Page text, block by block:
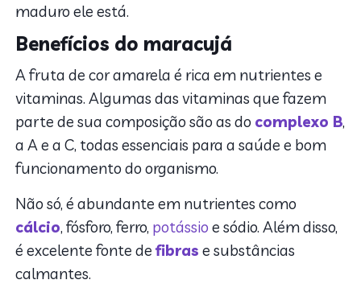
maduro ele está.
Benefícios do maracujá
A fruta de cor amarela é rica em nutrientes e
vitaminas. Algumas das vitaminas que fazem
parte de sua composição são as do complexo B,
a A e a C, todas essenciais para a saúde e bom
funcionamento do organismo.
Não só, é abundante em nutrientes como
cálcio, fósforo, ferro, potássio e sódio. Além disso,
é excelente fonte defibras e substâncias
calmantes.